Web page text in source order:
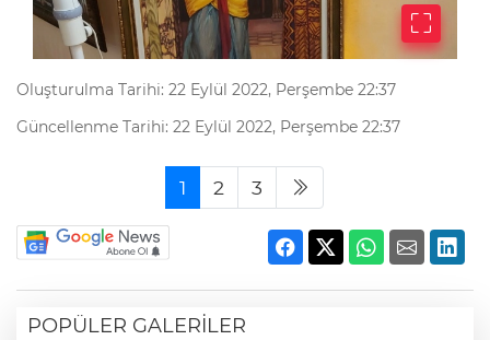
Oluşturulma Tarihi: 22 Eylül 2022, Perşembe 22:37
Güncellenme Tarihi: 22 Eylül 2022, Perşembe 22:37
1 2 3
POPÜLER GALERİLER